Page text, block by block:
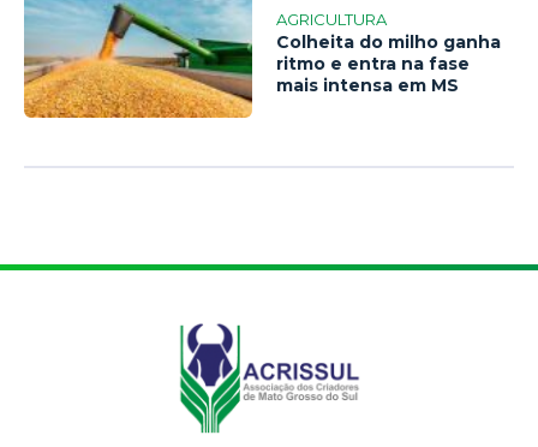
AGRICULTURA
Colheita do milho ganha
ritmo e entra na fase
mais intensa em MS